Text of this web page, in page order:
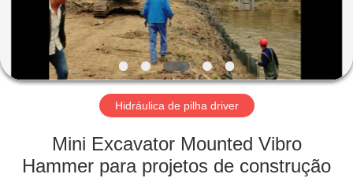
MOSTRA
VR
Hidráulica de pilha driver
Mini Excavator Mounted Vibro
Hammer para projetos de construção